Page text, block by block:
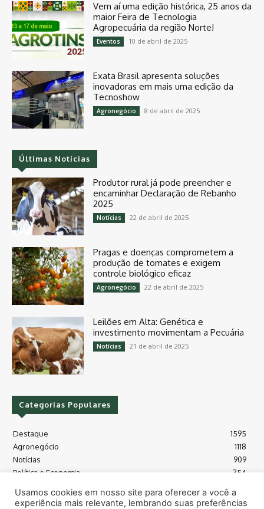
Vem aí uma edição histórica, 25 anos da
maior Feira de Tecnologia
Agropecuária da região Norte!
Eventos 10 de abril de 2025
Exata Brasil apresenta soluções
inovadoras em mais uma edição da
Tecnoshow
Agronegócio 8 de abril de 2025
Últimas Notícias
Produtor rural já pode preencher e
encaminhar Declaração de Rebanho
2025
Notícias 22 de abril de 2025
Pragas e doenças comprometem a
produção de tomates e exigem
controle biológico eficaz
Agronegócio 22 de abril de 2025
Leilões em Alta: Genética e
investimento movimentam a Pecuária
Notícias 21 de abril de 2025
Categorias Populares
Destaque
1595
Agronegócio
1118
Notícias
909
Política e Economia
354
Máquinas e Tecnologia
128
Usamos cookies em nosso site para oferecer a você a
experiência mais relevante, lembrando suas preferências